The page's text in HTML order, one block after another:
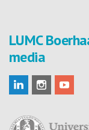
LUMC
media